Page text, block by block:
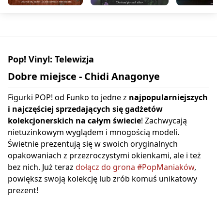
Pop! Vinyl: Telewizja
Dobre miejsce - Chidi Anagonye
Figurki POP! od Funko to jedne z najpopularniejszych
i najczęściej sprzedających się gadżetów
kolekcjonerskich na całym świecie! Zachwycają
nietuzinkowym wyglądem i mnogością modeli.
Świetnie prezentują się w swoich oryginalnych
opakowaniach z przezroczystymi okienkami, ale i też
bez nich. Już teraz dołącz do grona #PopManiaków,
powiększ swoją kolekcję lub zrób komuś unikatowy
prezent!